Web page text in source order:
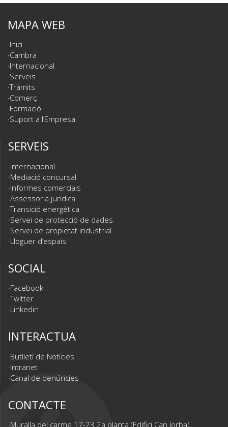
MAPA WEB
Inici
Cambra
Internacional
Serveis
Tràmits
Comerç
Formació
Suport a l’Empresa
SERVEIS
Internacional
Mediació concursal
Informes comercials
Assessoria jurídica
Transició energètica
Servei de protecció de dades
Servei de propietat industrial
Lloguer d’espais
SOCIAL
Facebook
Twitter
Linkedin
INTERACTUA
Butlletí de Notícies
Intranet
Canal de denúncies
CONTACTE
Muralla del carme 17-23 2a planta (Edifici Can Jorba)